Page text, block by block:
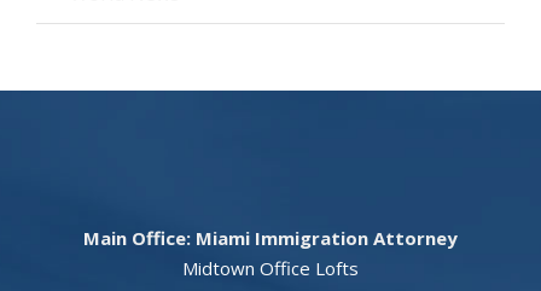
Main Office: Miami Immigration Attorney
Midtown Office Lofts